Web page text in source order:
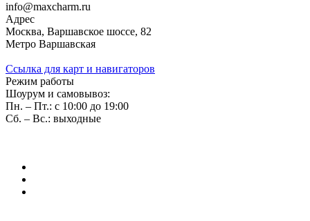
info@maxcharm.ru
Адрес
Москва, Варшавское шоссе, 82
Метро Варшавская
Ссылка для карт и навигаторов
Режим работы
Шоурум и самовывоз:
Пн. – Пт.: с 10:00 до 19:00
Сб. – Вс.: выходные